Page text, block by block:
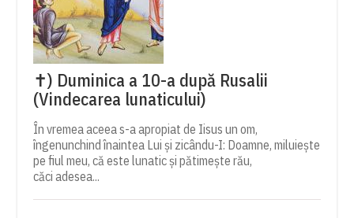
✝) Duminica a 10-a după Rusalii
(Vindecarea lunaticului)
În vremea aceea s-a apropiat de Iisus un om,
îngenunchind înaintea Lui și zicându-I: Doamne, miluiește
pe fiul meu, că este lunatic și pătimește rău,
căci adesea...